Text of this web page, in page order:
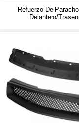
Refuerzo De
Delantero/